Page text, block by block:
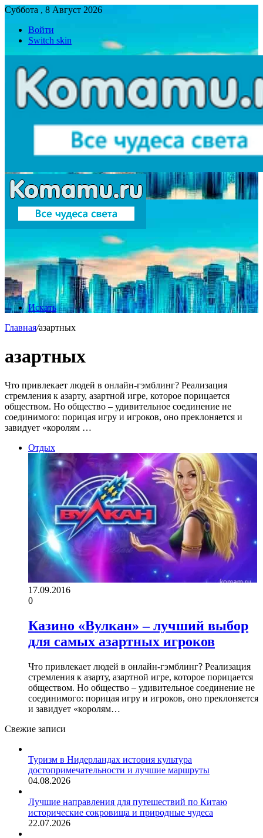
Суббота , 8 Август 2026
Войти
Switch skin
Искать
Главная/азартных
азартных
Что привлекает людей в онлайн-гэмблинг? Реализация
стремления к азарту, азартной игре, которое порицается
обществом. Но общество – удивительное соединение не
соединимого: порицая игру и игроков, оно преклоняется и
завидует «королям …
Отдых
17.09.2016
0
Казино «Вулкан» – лучший выбор
для самых азартных игроков
Что привлекает людей в онлайн-гэмблинг? Реализация
стремления к азарту, азартной игре, которое порицается
обществом. Но общество – удивительное соединение не
соединимого: порицая игру и игроков, оно преклоняется
и завидует «королям…
Свежие записи
Туризм в Нидерландах история культура
достопримечательности и лучшие маршруты
04.08.2026
Лучшие направления для путешествий по Китаю
исторические сокровища и природные чудеса
22.07.2026